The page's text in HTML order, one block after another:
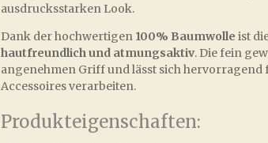
ausdrucksstarken Look.
Dank der hochwertigen 100% Baumwolle ist
hautfreundlich und atmungsaktiv. Die fein
angenehmen Griff und lässt sich
Accessoires verarbeiten.
Produkteigenschaften: